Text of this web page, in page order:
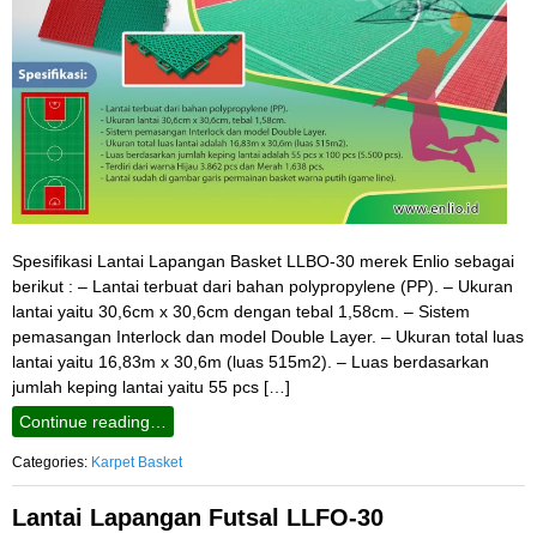
Spesifikasi Lantai Lapangan Basket LLBO-30 merek Enlio sebagai
berikut : – Lantai terbuat dari bahan polypropylene (PP). – Ukuran
lantai yaitu 30,6cm x 30,6cm dengan tebal 1,58cm. – Sistem
pemasangan Interlock dan model Double Layer. – Ukuran total luas
lantai yaitu 16,83m x 30,6m (luas 515m2). – Luas berdasarkan
jumlah keping lantai yaitu 55 pcs […]
Continue reading…
Categories: Karpet Basket
Lantai Lapangan Futsal LLFO-30